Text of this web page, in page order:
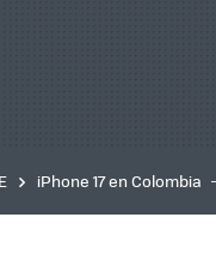
iPhone 17 en Colombia
inteligente
IA